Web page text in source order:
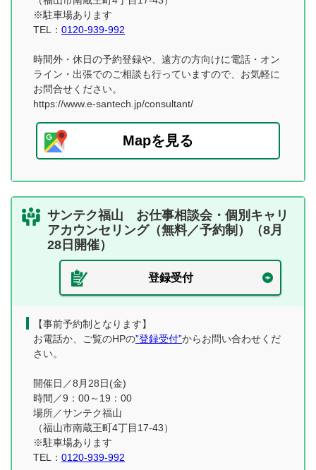
※駐車場あります
TEL： 0120-939-992
時間外・休日の予約登録や、遠方の方向けに電話・オン
ライン・出張でのご相談も行っていますので、お気軽に
お問合せください。
https://www.e-santech.jp/consultant/
Mapを見る
サンテク福山 お仕事相談会・個別キャリ
アカウンセリング（無料／予約制）（8月
28日開催）
登録受付
【事前予約制となります】
お電話か、ご覧のHPの”登録受付”からお問い合わせくだ
さい。
開催日／8月28日(金)
時間／9：00～19：00
場所／サンテク福山
（福山市南蔵王町4丁目17-43）
※駐車場あります
TEL： 0120-939-992